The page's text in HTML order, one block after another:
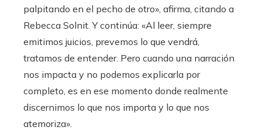
palpitando en el pecho de otro», afirma, citando a
Rebecca Solnit. Y continúa: «Al leer, siempre
emitimos juicios, prevemos lo que vendrá,
tratamos de entender. Pero cuando una narración
nos impacta y no podemos explicarla por
completo, es en ese momento donde realmente
discernimos lo que nos importa y lo que nos
atemoriza».